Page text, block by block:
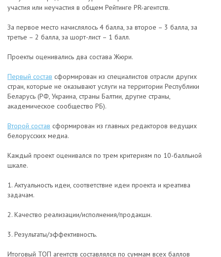
участия или неучастия в общем Рейтинге PR-агентств.
За первое место начислялось 4 балла, за второе – 3 балла, за
третье – 2 балла, за шорт-лист – 1 балл.
Проекты оценивались два состава Жюри.
Первый состав сформирован из специалистов отрасли других
стран, которые не оказывают услуги на территории Республики
Беларусь (РФ, Украина, страны Балтии, другие страны,
академическое сообщество РБ).
Второй состав сформирован из главных редакторов ведущих
белорусских медиа.
Каждый проект оценивался по трем критериям по 10-балльной
шкале.
1. Актуальность идеи, соответствие идеи проекта и креатива
задачам.
2. Качество реализации/исполнения/продакшн.
3. Результаты/эффективность.
Итоговый ТОП агентств составлялся по суммам всех баллов